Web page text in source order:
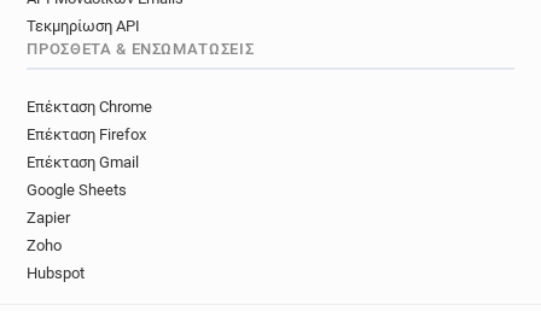
Τεκμηρίωση API
ΠΡΌΣΘΕΤΑ & ΕΝΣΩΜΑΤΏΣΕΙΣ
Επέκταση Chrome
Επέκταση Firefox
Επέκταση Gmail
Google Sheets
Zapier
Zoho
Hubspot